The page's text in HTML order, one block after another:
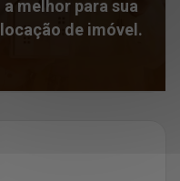
a melhor para sua
locação de imóvel.